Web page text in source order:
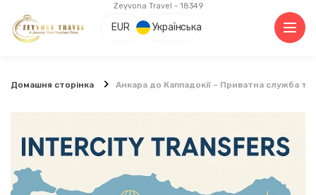
Zeyvona Travel - 18349
EUR Українська
Домашня сторінка Анкара до Каппадокії – Приватна служба